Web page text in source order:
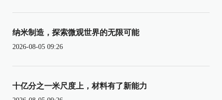
纳米制造，探索微观世界的无限可能
2026-08-05 09:26
十亿分之一米尺度上，材料有了新能力